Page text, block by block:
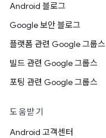
Android 블로그
Google 보안 블로그
플랫폼 관련 Google 그룹스
빌드 관련 Google 그룹스
포팅 관련 Google 그룹스
도움받기
Android 고객센터